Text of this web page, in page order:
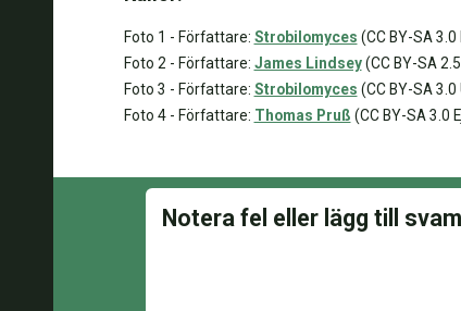
Foto 1 - Författare: Strobilomyces (CC BY-SA
Foto 2 - Författare: James Lindsey(CC BY-SA
Foto 3 - Författare: Strobilomyces (CC BY-SA
Foto 4 - Författare: Thomas Pruß (CC BY-SA 3.0